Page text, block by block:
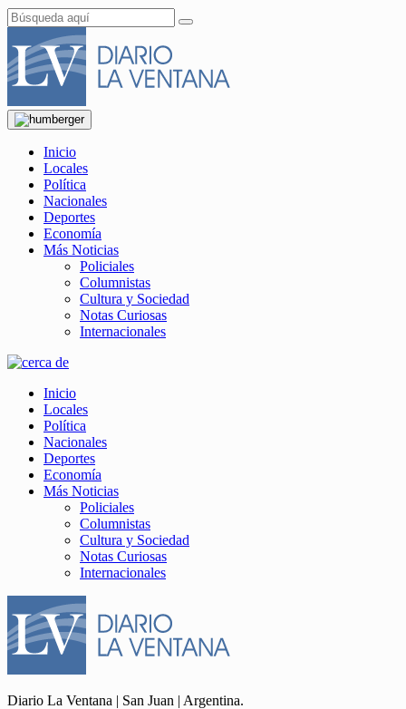
Inicio
Locales
Política
Nacionales
Deportes
Economía
Más Noticias
Policiales
Columnistas
Cultura y Sociedad
Notas Curiosas
Internacionales
Inicio
Locales
Política
Nacionales
Deportes
Economía
Más Noticias
Policiales
Columnistas
Cultura y Sociedad
Notas Curiosas
Internacionales
Diario La Ventana | San Juan | Argentina.